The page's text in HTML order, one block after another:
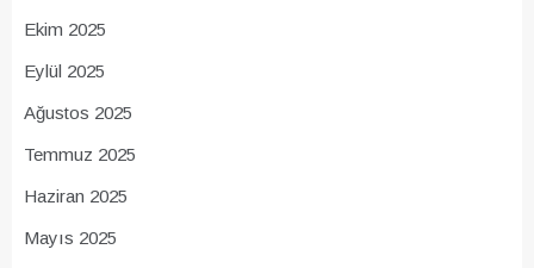
Ekim 2025
Eylül 2025
Ağustos 2025
Temmuz 2025
Haziran 2025
Mayıs 2025